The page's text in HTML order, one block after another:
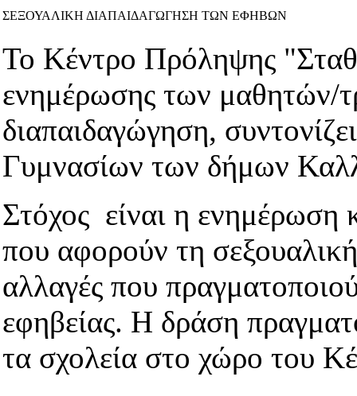
ΣΕΞΟΥΑΛΙΚΗ ΔΙΑΠΑΙΔΑΓΩΓΗΣΗ ΤΩΝ ΕΦΗΒΩΝ
Το Κέντρο Πρόληψης
ενημέρωσης των μαθητών/
διαπαιδαγώγηση,
Γυμνασίων των δήμων
Στόχος είναι η ενημέρωση
που αφορούν τη
αλλαγές που
εφηβείας. Η δράση
τα σχολεία στο χώρο του